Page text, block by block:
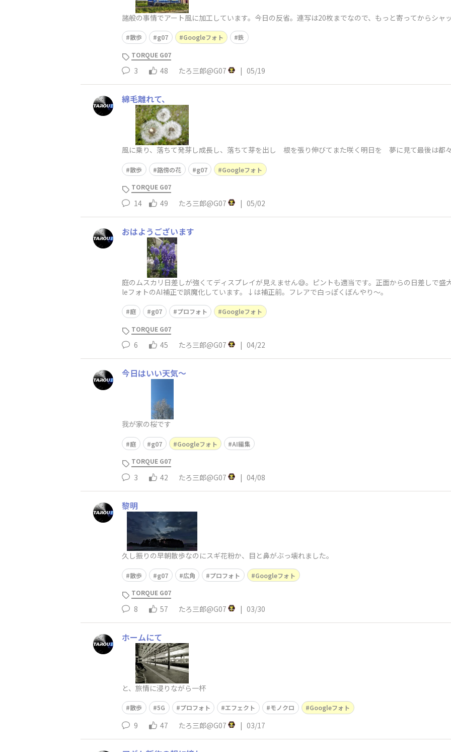
諸般の事情でアート風に加工しています。今日の反省。連写は20枚までなので、もっと寄ってからシャ
散歩 g07 Googleフォト 鉄
TORQUE G07
3 48 たろ三郎@G07 | 05/19
綿毛離れて、
風に乗り、落ちて発芽し成長し、落ちて芽を出し 根を張り伸びてまた咲く明日を 夢に見て最後は都々
散歩 路傍の花 g07 Googleフォト
TORQUE G07
14 49 たろ三郎@G07 | 05/02
おはようございます
庭のムスカリ日差しが強くてディスプレイが見えません😅。ピントも適当です。正面からの日差しで
leフォトのAI補正で誤魔化しています。↓は補正前。フレアで白っぽくぼんやり〜。
庭 g07 プロフォト Googleフォト
TORQUE G07
6 45 たろ三郎@G07 | 04/22
今日はいい天気〜
我が家の桜です
庭 g07 Googleフォト AI編集
TORQUE G07
3 42 たろ三郎@G07 | 04/08
黎明
久し振りの早朝散歩なのにスギ花粉か、目と鼻がぶっ壊れました。
散歩 g07 広角 プロフォト Googleフォト
TORQUE G07
8 57 たろ三郎@G07 | 03/30
ホームにて
と、旅情に浸りながら一杯
散歩 5G プロフォト エフェクト モノクロ Googleフォト
9 47 たろ三郎@G07 | 03/17